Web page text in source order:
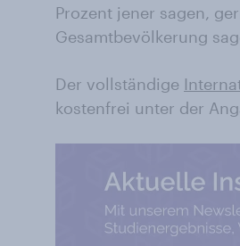
Prozent jener sagen,
Gesamtbevölkerung
Der vollständige
kostenfrei unter der